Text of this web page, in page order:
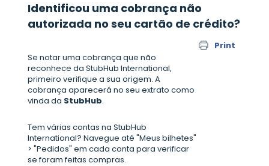
Identificou uma cobrança não
autorizada no seu cartão de crédito?
Print
Se notar uma cobrança que não
reconhece da StubHub International,
primeiro verifique a sua origem. A
cobrança aparecerá no seu extrato como
vinda da StubHub.
Tem várias contas na StubHub
International? Navegue até "Meus bilhetes"
> "Pedidos" em cada conta para verificar
se foram feitas compras.